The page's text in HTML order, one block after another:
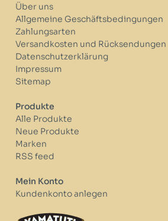
Über uns
Allgemeine Geschäftsbedingungen
Zahlungsarten
Versandkosten und Rücksendungen
Datenschutzerklärung
Impressum
Sitemap
Produkte
Alle Produkte
Neue Produkte
Marken
RSS feed
Mein Konto
Kundenkonto anlegen